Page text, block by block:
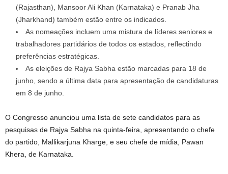
(Rajasthan), Mansoor Ali Khan (Karnataka) e Pranab Jha
(Jharkhand) também estão entre os indicados.
As nomeações incluem uma mistura de líderes seniores e
trabalhadores partidários de todos os estados, reflectindo
preferências estratégicas.
As eleições de Rajya Sabha estão marcadas para 18 de
junho, sendo a última data para apresentação de candidaturas
em 8 de junho.
O Congresso anunciou uma lista de sete candidatos para as
pesquisas de Rajya Sabha na quinta-feira, apresentando o chefe
do partido, Mallikarjuna Kharge, e seu chefe de mídia, Pawan
Khera, de Karnataka.